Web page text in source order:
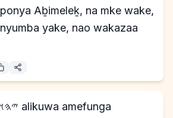
Aḇimeleḵ, na mke wake,
yake, nao wakazaa